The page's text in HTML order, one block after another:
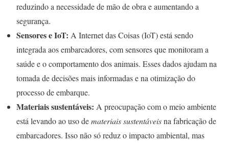
reduzindo a necessidade de mão de obra e aumentando a
segurança.
Sensores e IoT: A Internet das Coisas (IoT) está sendo
integrada aos embarcadores, com sensores que monitoram a
saúde e o comportamento dos animais. Esses dados ajudam na
tomada de decisões mais informadas e na otimização do
processo de embarque.
Materiais sustentáveis: A preocupação com o meio ambiente
está levando ao uso demateriais sustentáveisna fabricação de
embarcadores. Isso não só reduz o impacto ambiental, mas